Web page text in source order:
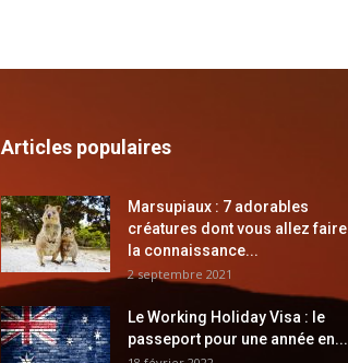
Articles populaires
Marsupiaux : 7 adorables
créatures dont vous allez faire
la connaissance...
2 septembre 2021
Le Working Holiday Visa : le
passeport pour une année en...